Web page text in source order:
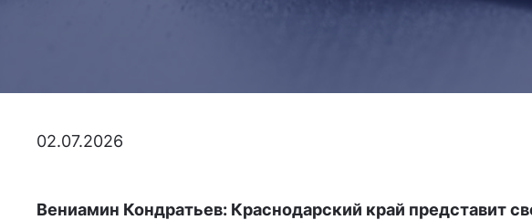
02.07.2026
Вениамин Кондратьев: Краснодарский край представит